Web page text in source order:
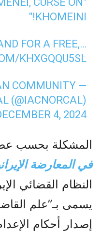
KHOMEINI!"
FOR A FREE,…
KHXGQQU5SL
COMMUNITY
(@IACNORCAL)
4, 2024
المشكلة بحسب
في المعارضة
النظام القضائي
يسمى بـ”علم
إصدار أحكام